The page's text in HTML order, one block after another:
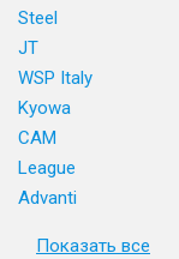
Steel
JT
WSP Italy
Kyowa
CAM
League
Advanti
Показать все